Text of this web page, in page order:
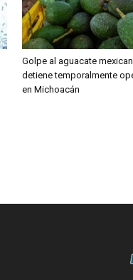
Golpe al aguacate
detiene temporalmente
en Michoacán